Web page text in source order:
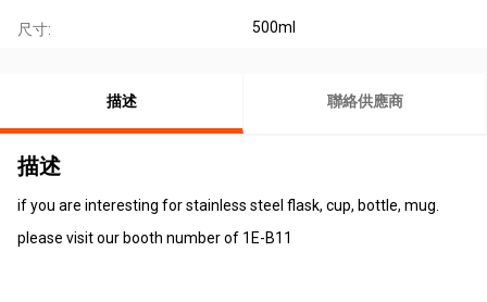
尺寸: 500ml
描述 聯絡供應商
描述
if you are interesting for stainless steel flask, cup, bottle, mug.
please visit our booth number of 1E-B11